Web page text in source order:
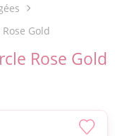
89 € !*
*
Gold
Rose Gold